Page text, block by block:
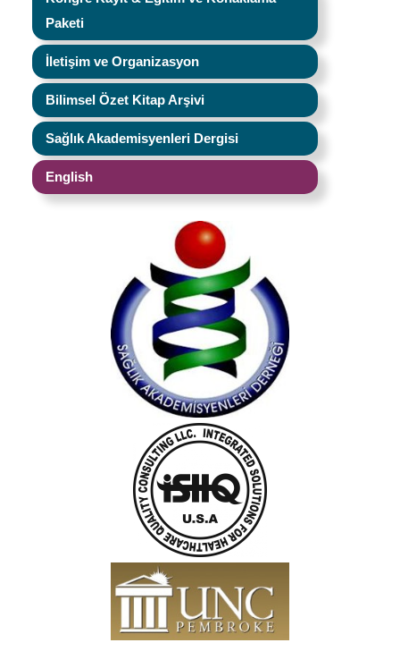
Paketi
İletişim ve Organizasyon
Bilimsel Özet Kitap Arşivi
Sağlık Akademisyenleri Dergisi
English